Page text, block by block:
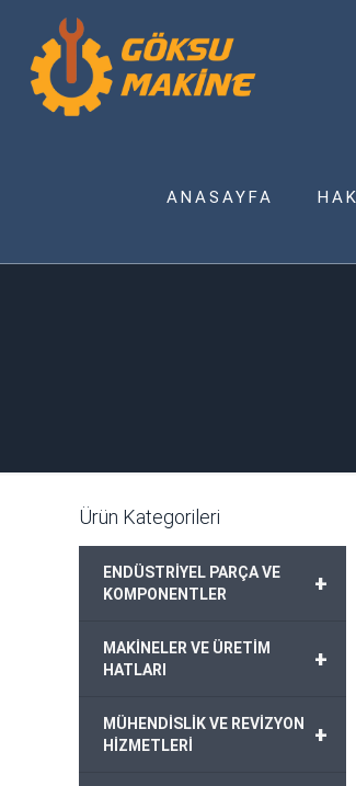
ANASAYFA
Ürün Kategorileri
+
ENDÜSTRİYEL PARÇA VE
KOMPONENTLER
+
MAKİNELER VE ÜRETİM
HATLARI
+
MÜHENDİSLİK VE REVİZYON
HİZMETLERİ